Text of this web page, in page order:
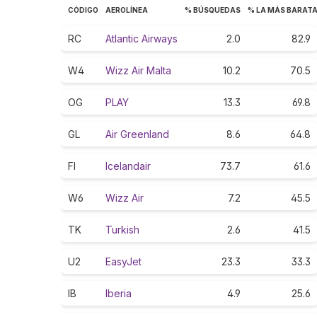
CÓDIGO AEROLÍNEA % BÚSQUEDAS % LA MÁS BARATA
RC Atlantic Airways 2.0 82.9
W4 Wizz Air Malta 10.2 70.5
OG PLAY 13.3 69.8
GL Air Greenland 8.6 64.8
FI Icelandair 73.7 61.6
W6 Wizz Air 7.2 45.5
TK Turkish 2.6 41.5
U2 EasyJet 23.3 33.3
IB Iberia 4.9 25.6